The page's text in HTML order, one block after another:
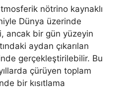
nötrino kaynaklı
Dünya üzerinde
ancak bir gün yüzeyin
aydan çıkarılan
gerçekleştirilebilir. Bu
çürüyen toplam
bir kısıtlama